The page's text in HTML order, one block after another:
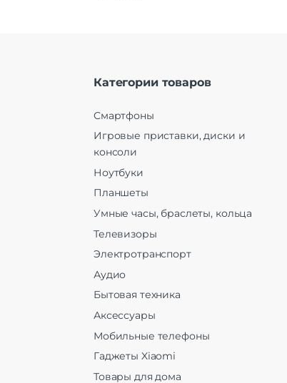
Категории товаров
Смартфоны
Игровые приставки, диски и
консоли
Ноутбуки
Планшеты
Умные часы, браслеты, кольца
Телевизоры
Электротранспорт
Аудио
Бытовая техника
Аксессуары
Мобильные телефоны
Гаджеты Xiaomi
Товары для дома